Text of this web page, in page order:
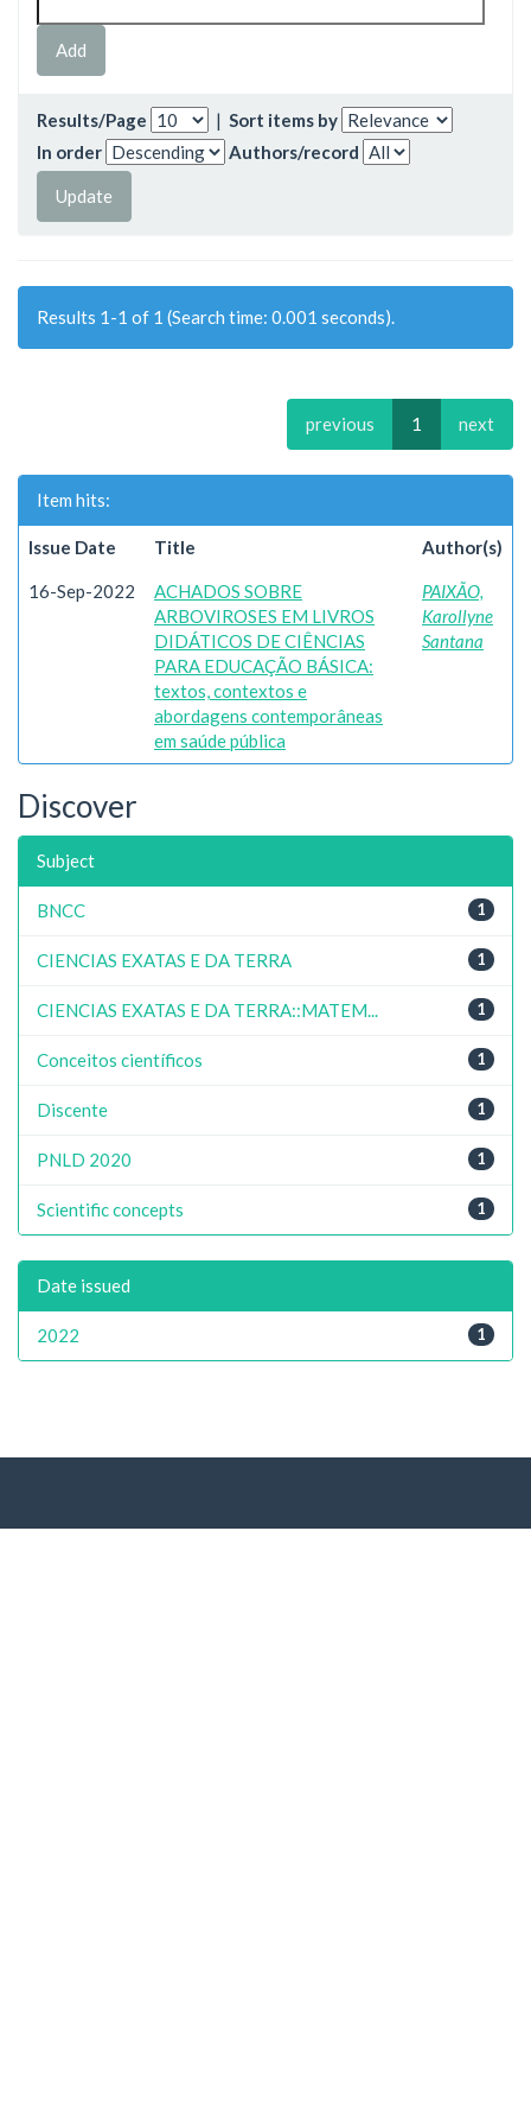
Results/Page | Sort items by
In order
Authors/record
Results 1-1 of 1 (Search time: 0.001 seconds).
previous 1 next
Item hits:
Issue Date Title Author(s)
16-Sep-2022
ACHADOS SOBRE
ARBOVIROSES EM LIVROS
DIDÁTICOS DE CIÊNCIAS
PARA EDUCAÇÃO BÁSICA:
textos, contextos e
abordagens contemporâneas
em saúde pública
PAIXÃO,
Karollyne
Santana
Discover
Subject
1
BNCC
1
CIENCIAS EXATAS E DA TERRA
1
CIENCIAS EXATAS E DA TERRA::MATEM...
1
Conceitos científicos
1
Discente
1
PNLD 2020
1
Scientific concepts
Date issued
1
2022